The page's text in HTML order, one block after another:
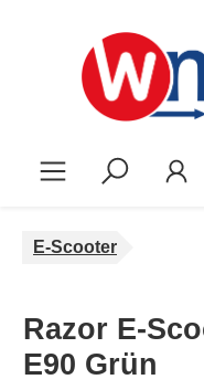
E-Scooter
Razor E-
E90 Grün